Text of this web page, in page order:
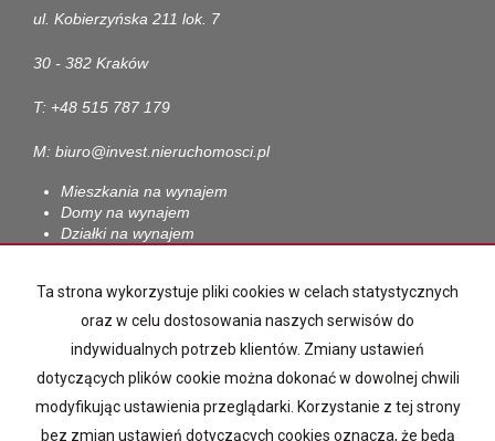
ul. Kobierzyńska 211 lok. 7
30 - 382 Kraków
T: +48 515 787 179
M: biuro@invest.nieruchomosci.pl
Mieszkania na wynajem
Domy na wynajem
Działki na wynajem
Obiekty na wynajem
Domy na sprzedaż
Działki na sprzedaż
Hale na sprzedaż
Obiekty na sprzedaż
Ta strona wykorzystuje pliki cookies w celach statystycznych
oraz w celu dostosowania naszych serwisów do
indywidualnych potrzeb klientów. Zmiany ustawień
dotyczących plików cookie można dokonać w dowolnej chwili
modyfikując ustawienia przeglądarki. Korzystanie z tej strony
bez zmian ustawień dotyczących cookies oznacza, że będą